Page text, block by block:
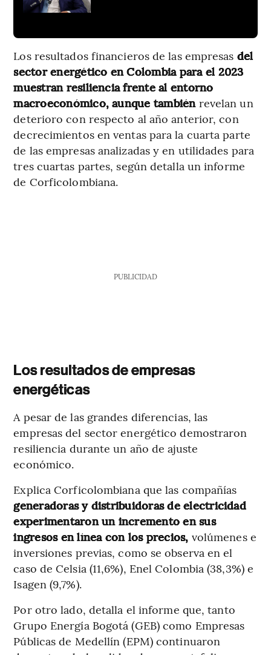
Los resultados financieros de las empresas del
sector energético en Colombia para el 2023
muestran resiliencia frente al entorno
macroeconómico, aunque tambiénrevelan un
deterioro con respecto al año anterior, con
decrecimientos en ventas para la cuarta parte
de las empresas analizadas y en utilidades para
tres cuartas partes, según detalla un informe
de Corficolombiana.
PUBLICIDAD
Los resultados de empresas
energéticas
A pesar de las grandes diferencias, las
empresas del sector energético demostraron
resiliencia durante un año de ajuste
económico.
Explica Corficolombiana que las compañías
generadoras y distribuidoras de electricidad
experimentaron un incremento en sus
ingresos en línea con los precios, volúmenes e
inversiones previas, como se observa en el
caso de Celsia (11,6%), Enel Colombia (38,3%) e
Isagen (9,7%).
Por otro lado, detalla el informe que, tanto
Grupo Energía Bogotá (GEB) como Empresas
Públicas de Medellín (EPM) continuaron